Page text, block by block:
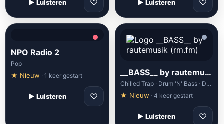
▶ Luisteren ♡ ▶ Luisteren ♡
NPO Radio 2
Pop
★ Nieuw · 1 keer gestart
▶ Luisteren ♡
__BASS__ by rautemusik (rm.fm)
Chilled Trap · Drum 'N' Bass · Drum & Bass · Drum And Bass · Hip Hop
★ Nieuw · 4 keer gestart
▶ Luisteren ♡